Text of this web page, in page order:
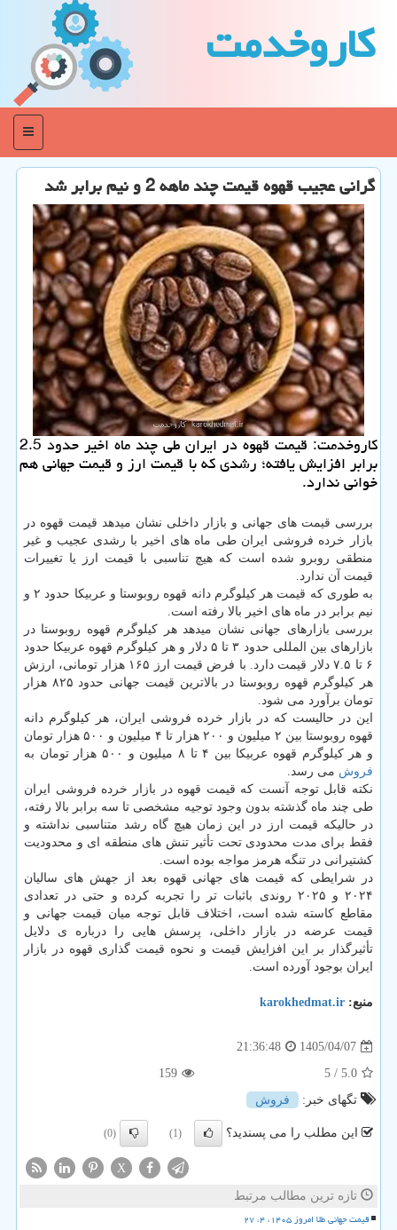
كاروخدمت
منو
گرانی عجیب قهوه قیمت چند ماهه 2 و نیم برابر شد
کاروخدمت: قیمت قهوه در ایران طی چند ماه اخیر حدود 2.5
برابر افزایش یافته؛ رشدی که با قیمت ارز و قیمت جهانی هم
خوانی ندارد.
بررسی قیمت های جهانی و بازار داخلی نشان میدهد قیمت قهوه در
بازار خرده فروشی ایران طی ماه های اخیر با رشدی عجیب و غیر
منطقی روبرو شده است که هیچ تناسبی با قیمت ارز یا تغییرات
قیمت آن ندارد.
به طوری که قیمت هر کیلوگرم دانه قهوه روبوستا و عربیکا حدود ۲ و
نیم برابر در ماه های اخیر بالا رفته است.
بررسی بازارهای جهانی نشان میدهد هر کیلوگرم قهوه روبوستا در
بازارهای بین المللی حدود ۳ تا ۵ دلار و هر کیلوگرم قهوه عربیکا حدود
۶ تا ۷.۵ دلار قیمت دارد. با فرض قیمت ارز ۱۶۵ هزار تومانی، ارزش
هر کیلوگرم قهوه روبوستا در بالاترین قیمت جهانی حدود ۸۲۵ هزار
تومان برآورد می شود.
این در حالیست که در بازار خرده فروشی ایران، هر کیلوگرم دانه
قهوه روبوستا بین ۲ میلیون و ۲۰۰ هزار تا ۴ میلیون و ۵۰۰ هزار تومان
و هر کیلوگرم قهوه عربیکا بین ۴ تا ۸ میلیون و ۵۰۰ هزار تومان به
فروش می رسد.
نکته قابل توجه آنست که قیمت قهوه در بازار خرده فروشی ایران
طی چند ماه گذشته بدون وجود توجیه مشخصی تا سه برابر بالا رفته،
در حالیکه قیمت ارز در این زمان هیچ گاه رشد متناسبی نداشته و
فقط برای مدت محدودی تحت تأثیر تنش های منطقه ای و محدودیت
کشتیرانی در تنگه هرمز مواجه بوده است.
در شرایطی که قیمت های جهانی قهوه بعد از جهش های سالیان
۲۰۲۴ و ۲۰۲۵ روندی باثبات تر را تجربه کرده و حتی در تعدادی
مقاطع کاسته شده است، اختلاف قابل توجه میان قیمت جهانی و
قیمت عرضه در بازار داخلی، پرسش هایی را درباره ی دلایل
تأثیرگذار بر این افزایش قیمت و نحوه قیمت گذاری قهوه در بازار
ایران بوجود آورده است.
منبع: karokhedmat.ir
1405/04/07
21:36:48
5.0
/ 5
159
تگهای خبر:
فروش
این مطلب را می پسندید؟ (1)
(0)
X
تازه ترین مطالب مرتبط
قیمت جهانی طلا امروز ۱۴۰۵، ۴، ۲۷